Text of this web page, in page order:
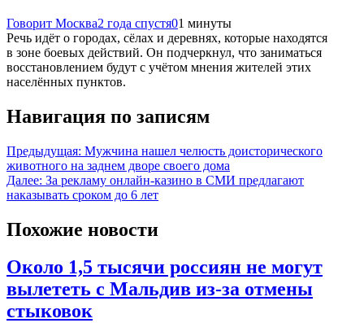
Говорит Москва2 года спустя01 минуты
Речь идёт о городах, сёлах и деревнях, которые находятся
в зоне боевых действий. Он подчеркнул, что заниматься
восстановлением будут с учётом мнения жителей этих
населённых пунктов.
Навигация по записям
Предыдущая: Мужчина нашел челюсть доисторического
животного на заднем дворе своего дома
Далее: За рекламу онлайн-казино в СМИ предлагают
наказывать сроком до 6 лет
Похожие новости
Около 1,5 тысячи россиян не могут
вылететь с Мальдив из-за отмены
стыковок